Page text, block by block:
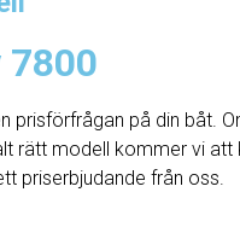
7800
prisförfrågan på din båt.
rätt modell kommer vi att
priserbjudande från oss.